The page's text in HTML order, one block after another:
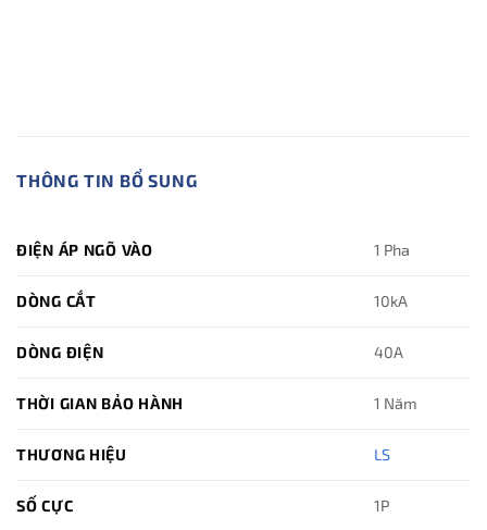
THÔNG TIN BỔ SUNG
ĐIỆN ÁP NGÕ VÀO 1 Pha
DÒNG CẮT 10kA
DÒNG ĐIỆN 40A
THỜI GIAN BẢO HÀNH 1 Năm
THƯƠNG HIỆU LS
SỐ CỰC 1P